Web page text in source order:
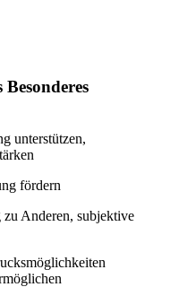
unterstützen,
fördern
Anderen, subjektive